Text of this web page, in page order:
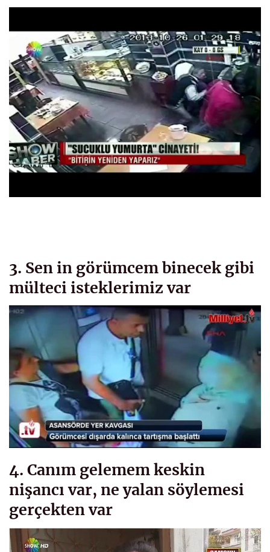
3. Sen in görümcem binecek gibi
mülteci isteklerimiz var
4. Canım gelemem keskin
nişancı var, ne yalan söylemesi
gerçekten var